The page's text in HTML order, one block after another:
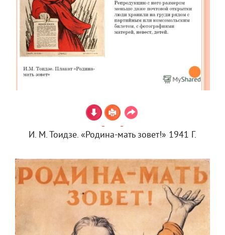
И. М. Тоидзе. «Родина-мать зовет!» 1941 Г.